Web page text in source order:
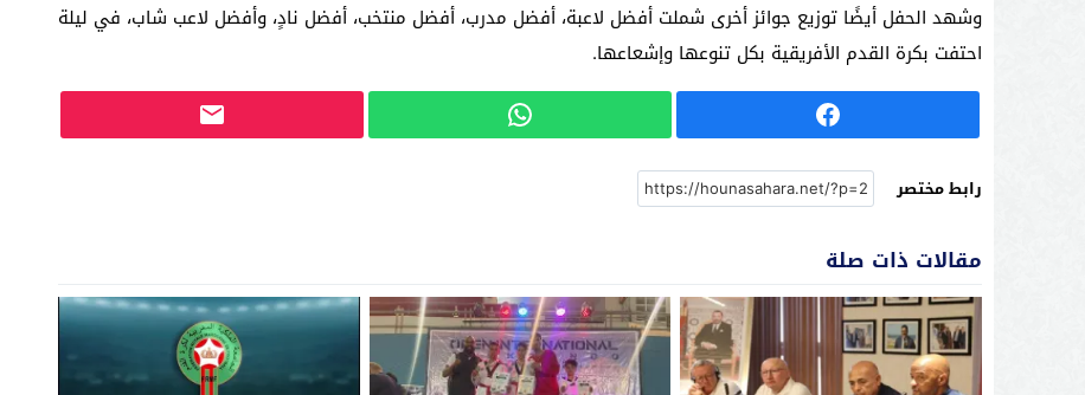
وشهد الحفل أيضًا توزيع جوائز أخرى شملت أفضل لاعبة، أفضل مدرب، أفضل منتخب، أفضل نادٍ، وأفضل لاعب شاب، في ليلة
احتفت بكرة القدم الأفريقية بكل تنوعها وإشعاعها.
رابط مختصر
مقالات ذات صلة